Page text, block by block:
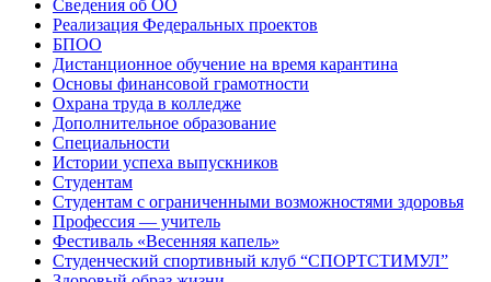
Сведения об ОО
Реализация Федеральных проектов
БПОО
Дистанционное обучение на время карантина
Основы финансовой грамотности
Охрана труда в колледже
Дополнительное образование
Специальности
Истории успеха выпускников
Студентам
Студентам с ограниченными возможностями здоровья
Профессия — учитель
Фестиваль «Весенняя капель»
Студенческий спортивный клуб “СПОРТСТИМУЛ”